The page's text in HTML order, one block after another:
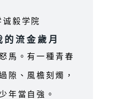
流金歲月
馬。有一種青春
隙、風檐刻燭，
年當自強。